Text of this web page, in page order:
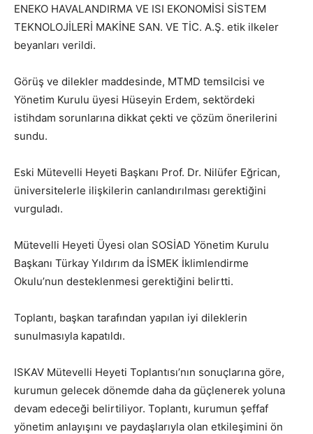
ENEKO HAVALANDIRMA VE ISI EKONOMİSİ SİSTEM
TEKNOLOJİLERİ MAKİNE SAN. VE TİC. A.Ş. etik ilkeler
beyanları verildi.
Görüş ve dilekler maddesinde, MTMD temsilcisi ve
Yönetim Kurulu üyesi Hüseyin Erdem, sektördeki
istihdam sorunlarına dikkat çekti ve çözüm önerilerini
sundu.
Eski Mütevelli Heyeti Başkanı Prof. Dr. Nilüfer Eğrican,
üniversitelerle ilişkilerin canlandırılması gerektiğini
vurguladı.
Mütevelli Heyeti Üyesi olan SOSİAD Yönetim Kurulu
Başkanı Türkay Yıldırım da İSMEK İklimlendirme
Okulu’nun desteklenmesi gerektiğini belirtti.
Toplantı, başkan tarafından yapılan iyi dileklerin
sunulmasıyla kapatıldı.
ISKAV Mütevelli Heyeti Toplantısı’nın sonuçlarına göre,
kurumun gelecek dönemde daha da güçlenerek yoluna
devam edeceği belirtiliyor. Toplantı, kurumun şeffaf
yönetim anlayışını ve paydaşlarıyla olan etkileşimini ön